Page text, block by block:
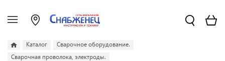
Каталог
Сварочное оборудование.
Сварочная проволока, электроды.